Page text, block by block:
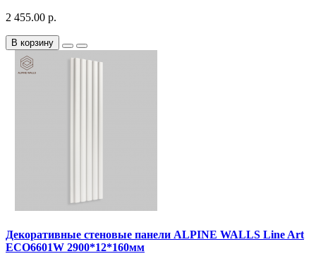
2 455.00 р.
В корзину
Декоративныe стеновые панели ALPINE WALLS Line Art
ECO6601W 2900*12*160мм